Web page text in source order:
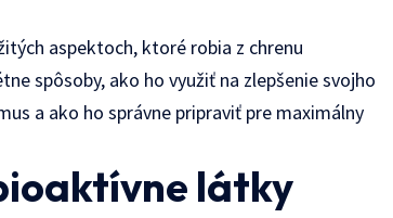
aspektoch, ktoré robia z chrenu
spôsoby, ako ho využiť na zlepšenie svojho
a ako ho správne pripraviť pre maximálny
látky